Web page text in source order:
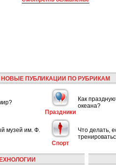
НОВЫЕ ПУБЛИКАЦИИ ПО РУБРИКАМ
Праздники
Как
океана?
музей им. Ф.
Спорт
Что делать,